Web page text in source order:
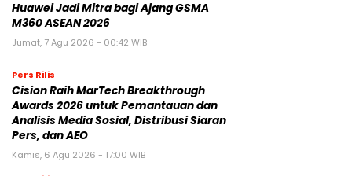
Huawei Jadi Mitra bagi Ajang GSMA
M360 ASEAN 2026
Jumat, 7 Agu 2026 - 00:42 WIB
Pers Rilis
Cision Raih MarTech Breakthrough
Awards 2026 untuk Pemantauan dan
Analisis Media Sosial, Distribusi Siaran
Pers, dan AEO
Kamis, 6 Agu 2026 - 17:00 WIB